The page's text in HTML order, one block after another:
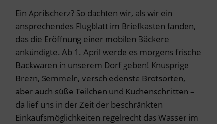
Ein Aprilscherz? So dachten wir, als wir ein
ansprechendes Flugblatt im Briefkasten fanden,
das die Eröffnung einer mobilen Bäckerei
ankündigte. Ab 1. April werde es morgens frische
Backwaren in unserem Dorf geben! Knusprige
Brezn, Semmeln, verschiedenste Brotsorten,
aber auch süße Teilchen und Kuchenschnitten –
da lief uns in der Zeit der beschränkten
Einkaufsmöglichkeiten regelrecht das Wasser im